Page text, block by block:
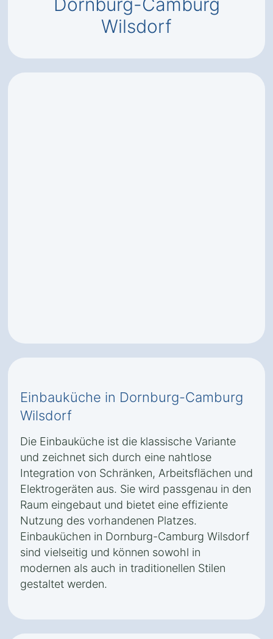
Wilsdorf
Einbauküche in Dornburg-Camburg
Wilsdorf
Die Einbauküche ist die klassische Variante
und zeichnet sich durch eine nahtlose
Integration von Schränken, Arbeitsflächen und
Elektrogeräten aus. Sie wird passgenau in den
Raum eingebaut und bietet eine effiziente
Nutzung des vorhandenen Platzes.
Einbauküchen in Dornburg-Camburg Wilsdorf
sind vielseitig und können sowohl in
modernen als auch in traditionellen Stilen
gestaltet werden.